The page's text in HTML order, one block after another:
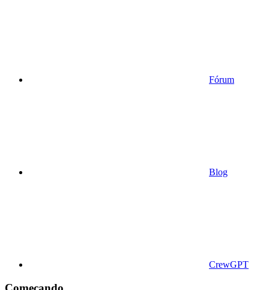
Fórum
Blog
CrewGPT